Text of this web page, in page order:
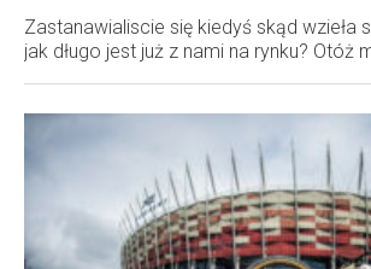
Zastanawialiscie się kiedyś skąd wzieła
jak długo jest już z nami na rynku? Otóż